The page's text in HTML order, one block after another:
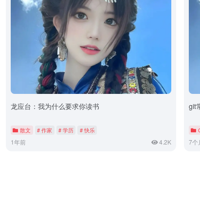
龙应台：我为什么要求你读书
散文 # 作家 # 学历 # 快乐
1年前 4.2K
git
7个